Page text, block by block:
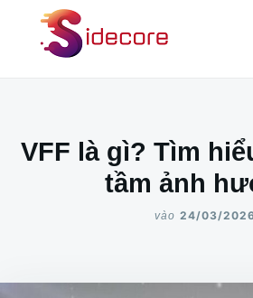
Tìm
kiếm
VFF là gì? Tìm
tầm ảnh
vào 24/03/